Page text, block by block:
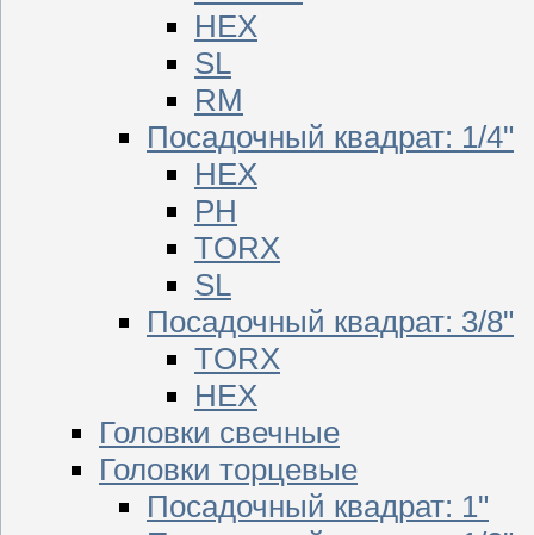
HEX
SL
RM
Посадочный квадрат: 1/4"
HEX
PH
TORX
SL
Посадочный квадрат: 3/8"
TORX
HEX
Головки свечные
Головки торцевые
Посадочный квадрат: 1"